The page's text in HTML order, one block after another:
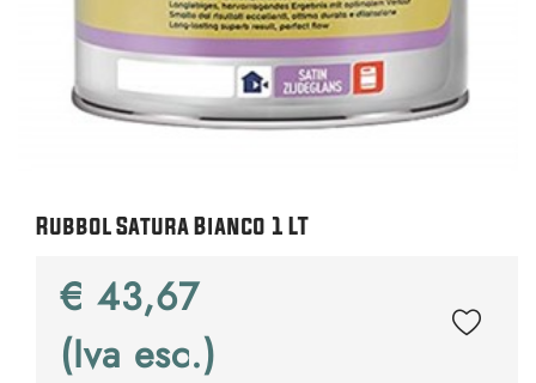
Rubbol Satura Bianco 1 LT
€ 43,67
(Iva esc.)